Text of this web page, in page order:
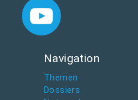
Navigation
Themen
Dossiers